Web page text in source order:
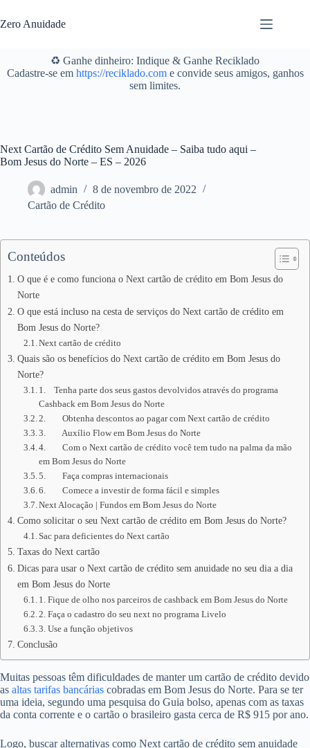
para
o
Zero Anuidade
♻️ Ganhe dinheiro: Indique & Ganhe Reciklado
Cadastre-se em https://reciklado.come convide seus amigos, ganhos
sem limites.
Next Cartão de Crédito Sem Anuidade – Saiba tudo aqui –
Bom Jesus do Norte – ES – 2026
admin
8 de novembro de 2022
Cartão de Crédito
Conteúdos
O que é e como funciona o Next cartão de crédito em Bom Jesus do
Norte
O que está incluso na cesta de serviços do Next cartão de crédito em
Bom Jesus do Norte?
Next cartão de crédito
Quais são os benefícios do Next cartão de crédito em Bom Jesus do
Norte?
1. Tenha parte dos seus gastos devolvidos através do programa
Cashback em Bom Jesus do Norte
2. Obtenha descontos ao pagar com Next cartão de crédito
3. Auxílio Flow em Bom Jesus do Norte
4. Com o Next cartão de crédito você tem tudo na palma da mão
em Bom Jesus do Norte
5. Faça compras internacionais
6. Comece a investir de forma fácil e simples
Next Alocação | Fundos em Bom Jesus do Norte
Como solicitar o seu Next cartão de crédito em Bom Jesus do Norte?
Sac para deficientes do Next cartão
Taxas do Next cartão
Dicas para usar o Next cartão de crédito sem anuidade no seu dia a dia
em Bom Jesus do Norte
1. Fique de olho nos parceiros de cashback em Bom Jesus do Norte
2. Faça o cadastro do seu next no programa Livelo
3. Use a função objetivos
Conclusão
Muitas pessoas têm dificuldades de manter um cartão de crédito devido
as altas tarifas bancárias cobradas em Bom Jesus do Norte. Para se ter
uma ideia, segundo uma pesquisa do Guia bolso, apenas com as taxas
da conta corrente e o cartão o brasileiro gasta cerca de R$ 915 por ano.
Logo, buscar alternativas como Next cartão de crédito sem anuidade